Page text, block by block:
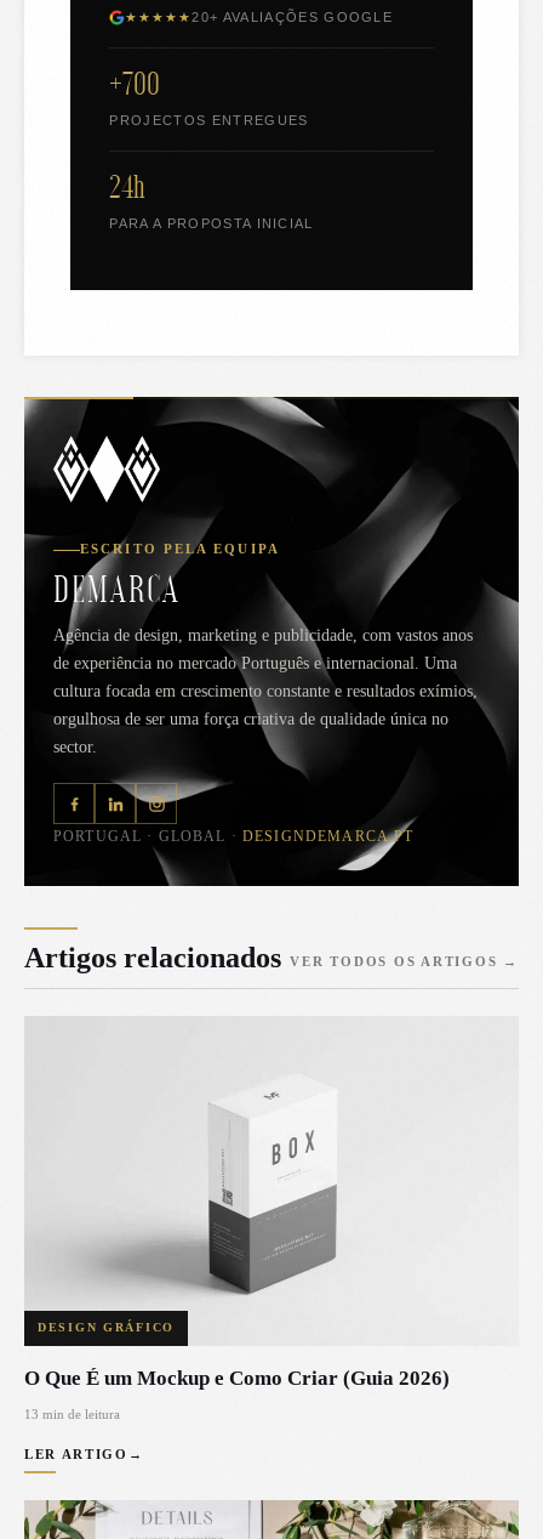
★★★★★20+ AVALIAÇÕES GOOGLE
+700
PROJECTOS ENTREGUES
24h
PARA A PROPOSTA INICIAL
ESCRITO PELA EQUIPA
DEMARCA
Agência de design, marketing e publicidade, com vastos anos
de experiência no mercado Português e internacional. Uma
cultura focada em crescimento constante e resultados exímios,
orgulhosa de ser uma força criativa de qualidade única no
sector.
PORTUGAL · GLOBAL · DESIGNDEMARCA.PT
Artigos relacionados VER TODOS OS ARTIGOS →
DESIGN GRÁFICO
O Que É um Mockup e Como Criar (Guia 2026)
13 min de leitura
LER ARTIGO →